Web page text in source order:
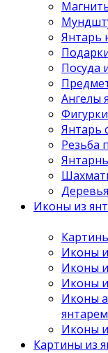
Янтарь
Посуда
Ангелы
Янтарь
Резьба
Иконы из
Иконы
Иконы
Иконы
Иконы
янтарем
Иконы
Картины из